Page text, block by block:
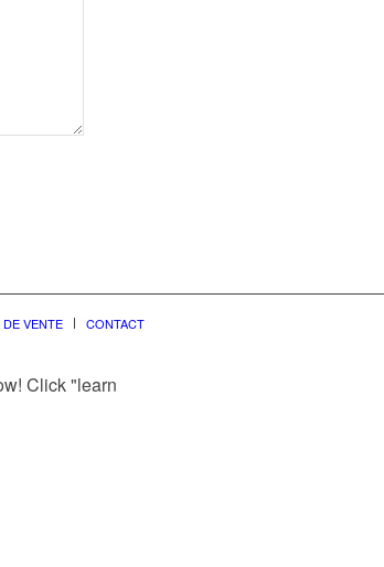
VENTE CONTACT
Click "learn